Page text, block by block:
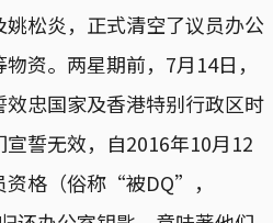
松炎，正式清空了议员办公
资。两星期前，7月14日，
忠国家及香港特别行政区时
誓无效，自2016年10月12
资格（俗称“被DQ”，